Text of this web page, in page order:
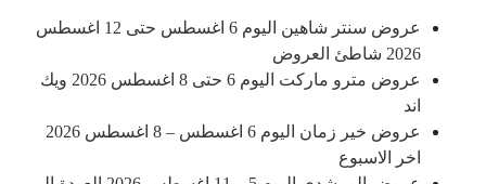
عروض سنتر شاهين اليوم 6 اغسطس حتى 12 اغسطس
2026 شاطئ العروض
عروض مترو ماركت اليوم 6 حتى 8 اغسطس 2026 ويك
اند
عروض خير زمان اليوم 6 اغسطس – 8 اغسطس 2026
اخر الاسبوع